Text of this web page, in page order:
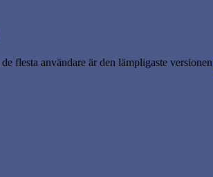
flesta användare är den lämpligaste versionen